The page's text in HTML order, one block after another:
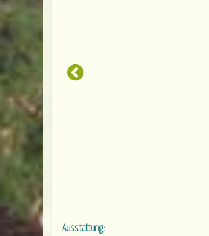
Ausstattung: